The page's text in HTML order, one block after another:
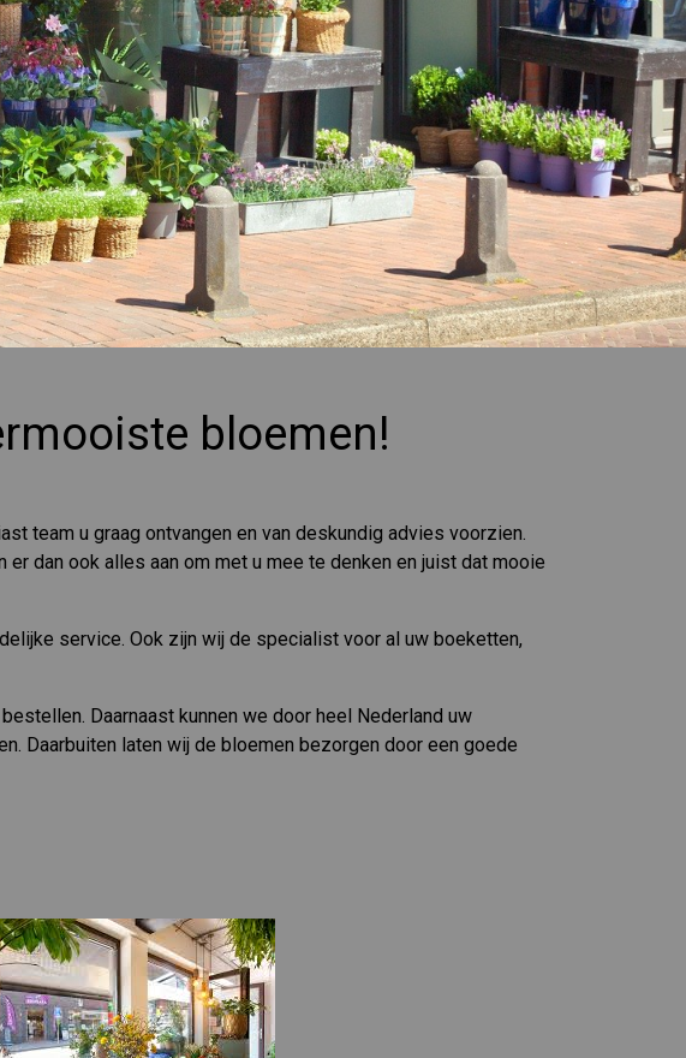
bloemen!
team u graag ontvangen en van deskundig advies voorzien.
dan ook alles aan om met u mee te denken en juist dat mooie
service. Ook zijn wij de specialist voor al uw boeketten,
Daarnaast kunnen we door heel Nederland uw
Daarbuiten laten wij de bloemen bezorgen door een goede